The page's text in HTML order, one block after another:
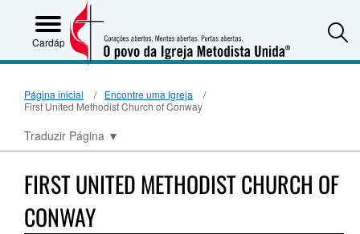
Cardápio
Página inicial
Encontre uma Igreja
First United Methodist Church of Conway
Traduzir Página ▼
FIRST UNITED METHODIST CHURCH OF
CONWAY